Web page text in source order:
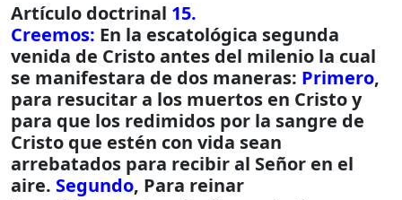
Artículo doctrinal 15.
Creemos: En la escatológica segunda
venida de Cristo antes del milenio la cual
se manifestara de dos maneras: Primero,
para resucitar a los muertos en Cristo y
para que los redimidos por la sangre de
Cristo que estén con vida sean
arrebatados para recibir al Señor en el
aire. Segundo, Para reinar